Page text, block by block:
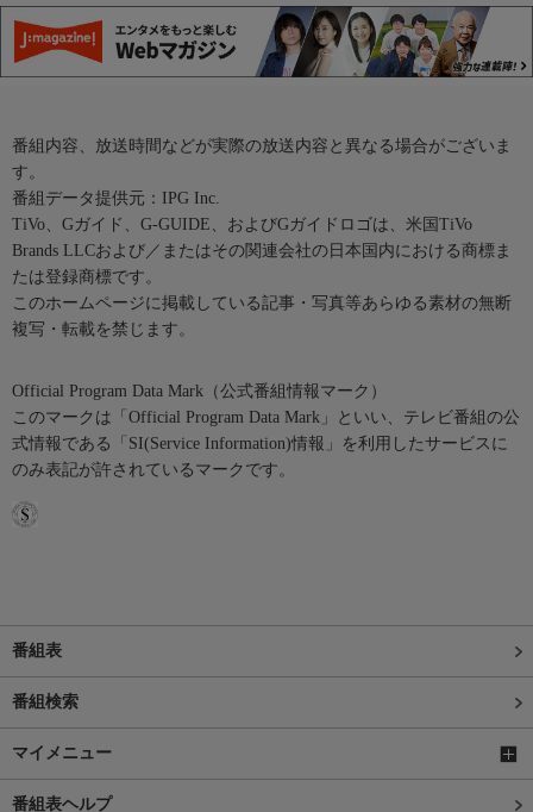
番組内容、放送時間などが実際の放送内容と異なる場合がございま
す。
番組データ提供元：IPG Inc.
TiVo、Gガイド、G-GUIDE、およびGガイドロゴは、米国TiVo
Brands LLCおよび／またはその関連会社の日本国内における商標ま
たは登録商標です。
このホームページに掲載している記事・写真等あらゆる素材の無断
複写・転載を禁じます。
Official Program Data Mark（公式番組情報マーク）
このマークは「Official Program Data Mark」といい、テレビ番組の公
式情報である「SI(Service Information)情報」を利用したサービスに
のみ表記が許されているマークです。
番組表
番組検索
マイメニュー
番組表ヘルプ